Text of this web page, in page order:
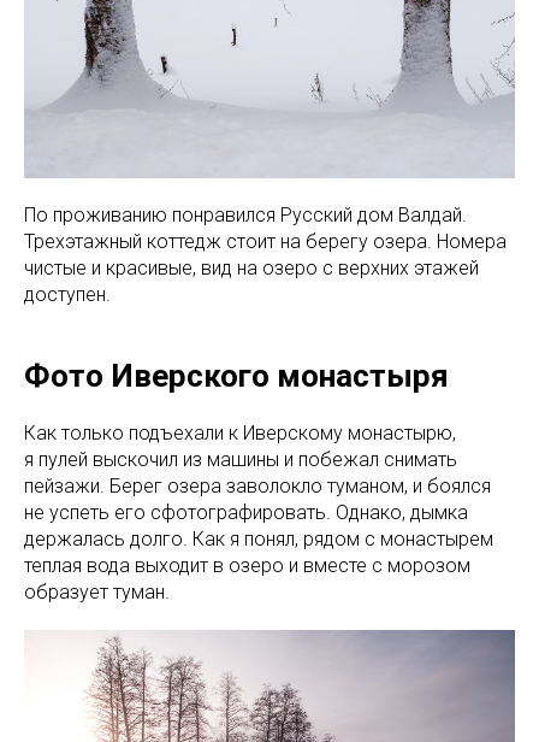
По проживанию понравился Русский дом Валдай.
Трехэтажный коттедж стоит на берегу озера. Номера
чистые и красивые, вид на озеро с верхних этажей
доступен.
Фото Иверского монастыря
Как только подъехали к Иверскому монастырю,
я пулей выскочил из машины и побежал снимать
пейзажи. Берег озера заволокло туманом, и боялся
не успеть его сфотографировать. Однако, дымка
держалась долго. Как я понял, рядом с монастырем
теплая вода выходит в озеро и вместе с морозом
образует туман.